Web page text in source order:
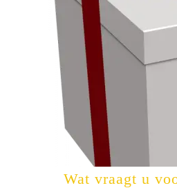
Wat vraagt u